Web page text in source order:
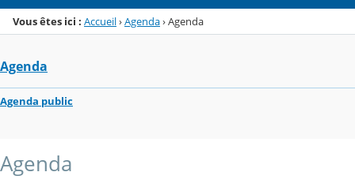
Vous êtes ici : Accueil›Agenda›Agenda
Agenda
Agenda public
Agenda